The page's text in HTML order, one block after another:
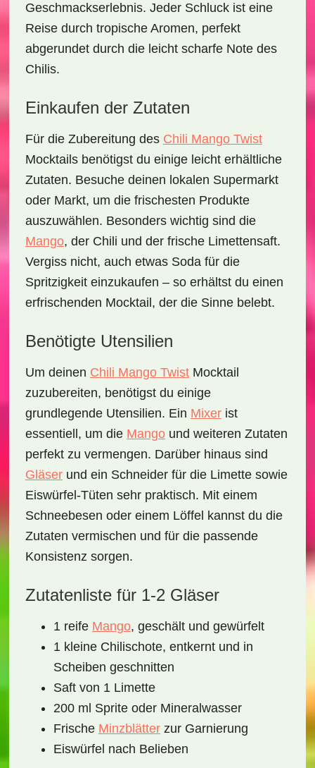
Geschmackserlebnis. Jeder Schluck ist eine
Reise durch tropische Aromen, perfekt
abgerundet durch die leicht scharfe Note des
Chilis.
Einkaufen der Zutaten
Für die Zubereitung des Chili Mango Twist
Mocktailsbenötigst du einige leicht erhältliche
Zutaten. Besuche deinen lokalen Supermarkt
oder Markt, um die frischesten Produkte
auszuwählen. Besonders wichtig sind die
Mango, der Chili und der frische Limettensaft.
Vergiss nicht, auch etwas Sodafür die
Spritzigkeit einzukaufen – so erhältst du einen
erfrischenden Mocktail, der die Sinne belebt.
Benötigte Utensilien
Um deinen Chili Mango TwistMocktail
zuzubereiten, benötigst du einige
grundlegende Utensilien. Ein Mixerist
essentiell, um die Mangound weiteren Zutaten
perfekt zu vermengen. Darüber hinaus sind
Gläserund ein Schneiderfür die Limette sowie
Eiswürfel-Tüten sehr praktisch. Mit einem
Schneebesen oder einem Löffel kannst du die
Zutaten vermischen und für die passende
Konsistenz sorgen.
Zutatenliste für 1-2 Gläser
1 reife Mango, geschält und gewürfelt
1 kleine Chilischote, entkernt und in
Scheiben geschnitten
Saft von 1 Limette
200 ml Sprite oder Mineralwasser
Frische Minzblätterzur Garnierung
Eiswürfel nach Belieben